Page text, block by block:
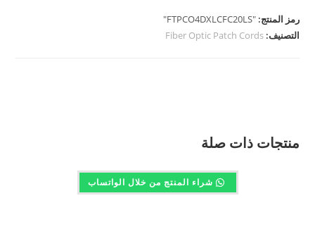
رمز المنتج:"FTPCO4DXLCFC20LS"
التصنيف:Fiber Optic Patch Cords
منتجات ذات صلة
شراء المنتج من خلال الواتساب